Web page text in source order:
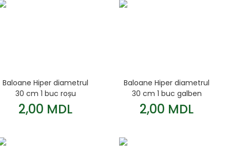
Baloane Hiper diametrul
30 cm 1 buc roșu
2,00 MDL
Baloane Hiper diametrul
30 cm 1 buc galben
2,00 MDL